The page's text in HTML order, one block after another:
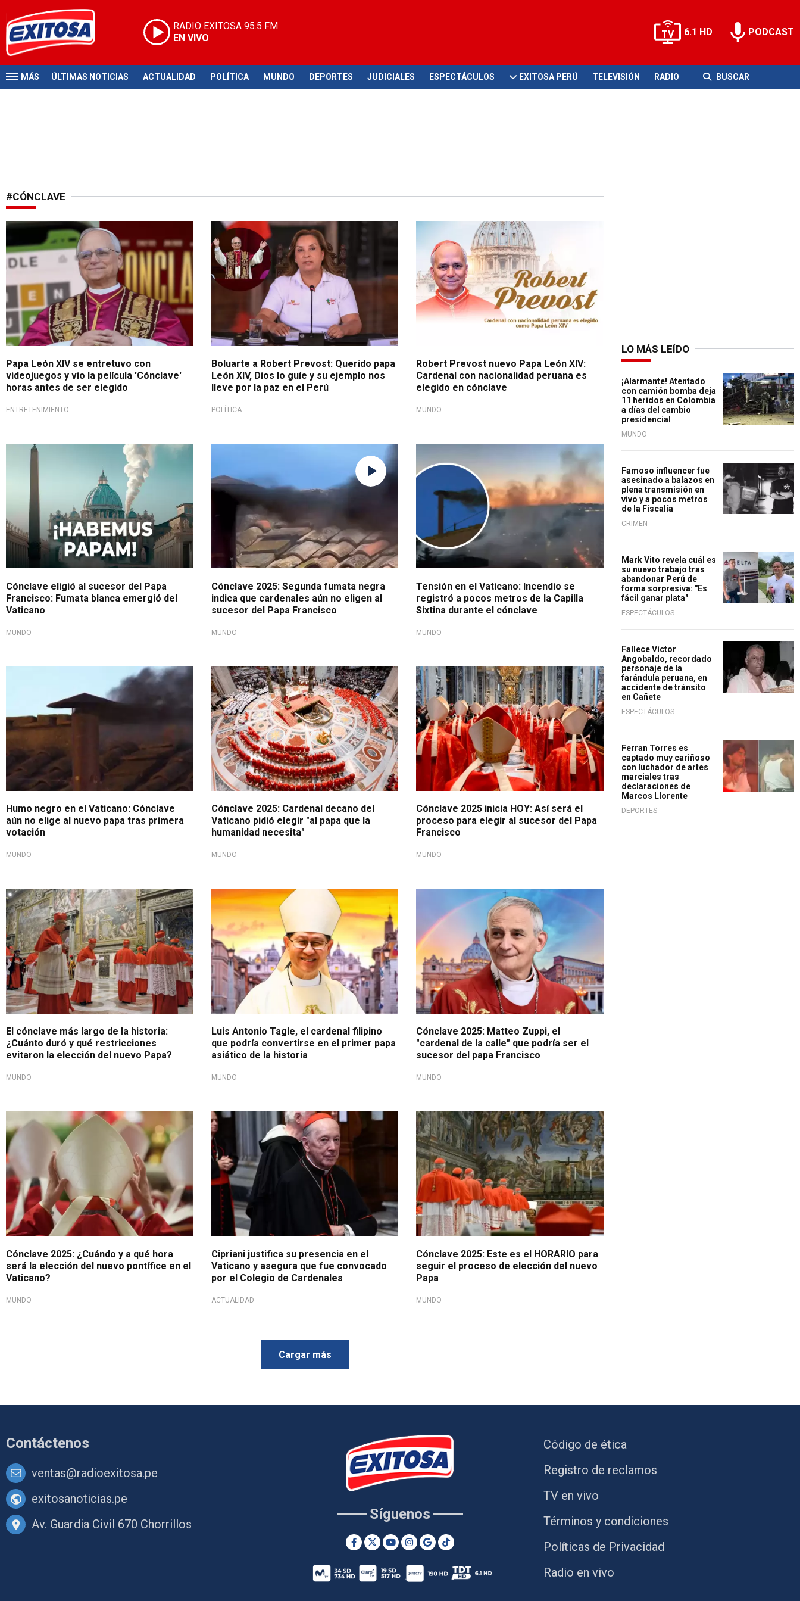
RADIO EXITOSA 95.5 FM
EN VIVO
6.1 HD PODCAST
MÁS ÚLTIMAS NOTICIAS ACTUALIDAD POLÍTICA MUNDO DEPORTES JUDICIALES ESPECTÁCULOS EXITOSA PERÚ TELEVISIÓN RADIO BUSCAR
#CÓNCLAVE
Pasatiempos del pontífice
Papa León XIV se entretuvo con
videojuegos y vio la película 'Cónclave'
horas antes de ser elegido
ENTRETENIMIENTO
Nuevo sumo pontífice tiene nacionalidad
peruana
Boluarte a Robert Prevost: Querido papa
León XIV, Dios lo guíe y su ejemplo nos
lleve por la paz en el Perú
POLÍTICA
Robert Prevost nuevo Papa León XIV:
Cardenal con nacionalidad peruana es
elegido en cónclave
MUNDO
¡Habemus papam!
Cónclave eligió al sucesor del Papa
Francisco: Fumata blanca emergió del
Vaticano
MUNDO
Cónclave 2025: Segunda fumata negra
indica que cardenales aún no eligen al
sucesor del Papa Francisco
MUNDO
Tensión en el Vaticano: Incendio se
registró a pocos metros de la Capilla
Sixtina durante el cónclave
MUNDO
Se elegirá al papa número 267 de la historia
Humo negro en el Vaticano: Cónclave
aún no elige al nuevo papa tras primera
votación
MUNDO
En plena misa
Cónclave 2025: Cardenal decano del
Vaticano pidió elegir "al papa que la
humanidad necesita"
MUNDO
Votaciones
Cónclave 2025 inicia HOY: Así será el
proceso para elegir al sucesor del Papa
Francisco
MUNDO
A tener en cuenta
El cónclave más largo de la historia:
¿Cuánto duró y qué restricciones
evitaron la elección del nuevo Papa?
MUNDO
Cónclave 2025
Luis Antonio Tagle, el cardenal filipino
que podría convertirse en el primer papa
asiático de la historia
MUNDO
Habrá nuevo pontífice
Cónclave 2025: Matteo Zuppi, el
"cardenal de la calle" que podría ser el
sucesor del papa Francisco
MUNDO
Tras muerte de Francisco
Cónclave 2025: ¿Cuándo y a qué hora
será la elección del nuevo pontífice en el
Vaticano?
MUNDO
No participará en el conclave
Cipriani justifica su presencia en el
Vaticano y asegura que fue convocado
por el Colegio de Cardenales
ACTUALIDAD
A tener en cuenta
Cónclave 2025: Este es el HORARIO para
seguir el proceso de elección del nuevo
Papa
MUNDO
Cargar más
LO MÁS LEÍDO
¡Alarmante! Atentado
con camión bomba deja
11 heridos en Colombia
a días del cambio
presidencial
MUNDO
Famoso influencer fue
asesinado a balazos en
plena transmisión en
vivo y a pocos metros
de la Fiscalía
CRIMEN
Mark Vito revela cuál es
su nuevo trabajo tras
abandonar Perú de
forma sorpresiva: "Es
fácil ganar plata"
ESPECTÁCULOS
Fallece Víctor
Angobaldo, recordado
personaje de la
farándula peruana, en
accidente de tránsito
en Cañete
ESPECTÁCULOS
Ferran Torres es
captado muy cariñoso
con luchador de artes
marciales tras
declaraciones de
Marcos Llorente
DEPORTES
Contáctenos
ventas@radioexitosa.pe
exitosanoticias.pe
Av. Guardia Civil 670 Chorrillos
Síguenos
Código de ética
Registro de reclamos
TV en vivo
Términos y condiciones
Políticas de Privacidad
Radio en vivo